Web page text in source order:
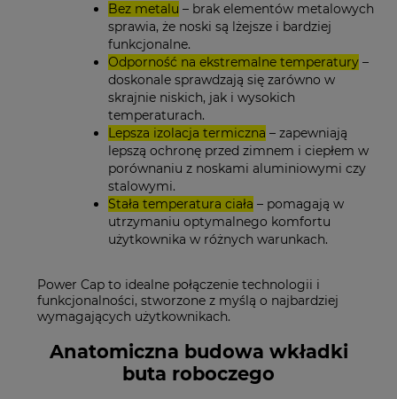
Bez metalu – brak elementów metalowych
sprawia, że noski są lżejsze i bardziej
funkcjonalne.
Odporność na ekstremalne temperatury–
doskonale sprawdzają się zarówno w
skrajnie niskich, jak i wysokich
temperaturach.
Lepsza izolacja termiczna – zapewniają
lepszą ochronę przed zimnem i ciepłem w
porównaniu z noskami aluminiowymi czy
stalowymi.
Stała temperatura ciała – pomagają w
utrzymaniu optymalnego komfortu
użytkownika w różnych warunkach.
Power Cap to idealne połączenie technologii i
funkcjonalności, stworzone z myślą o najbardziej
wymagających użytkownikach.
Anatomiczna budowa wkładki
buta roboczego